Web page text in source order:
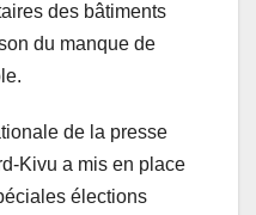
des bâtiments
du manque de
de la presse
Kivu a mis en place
élections